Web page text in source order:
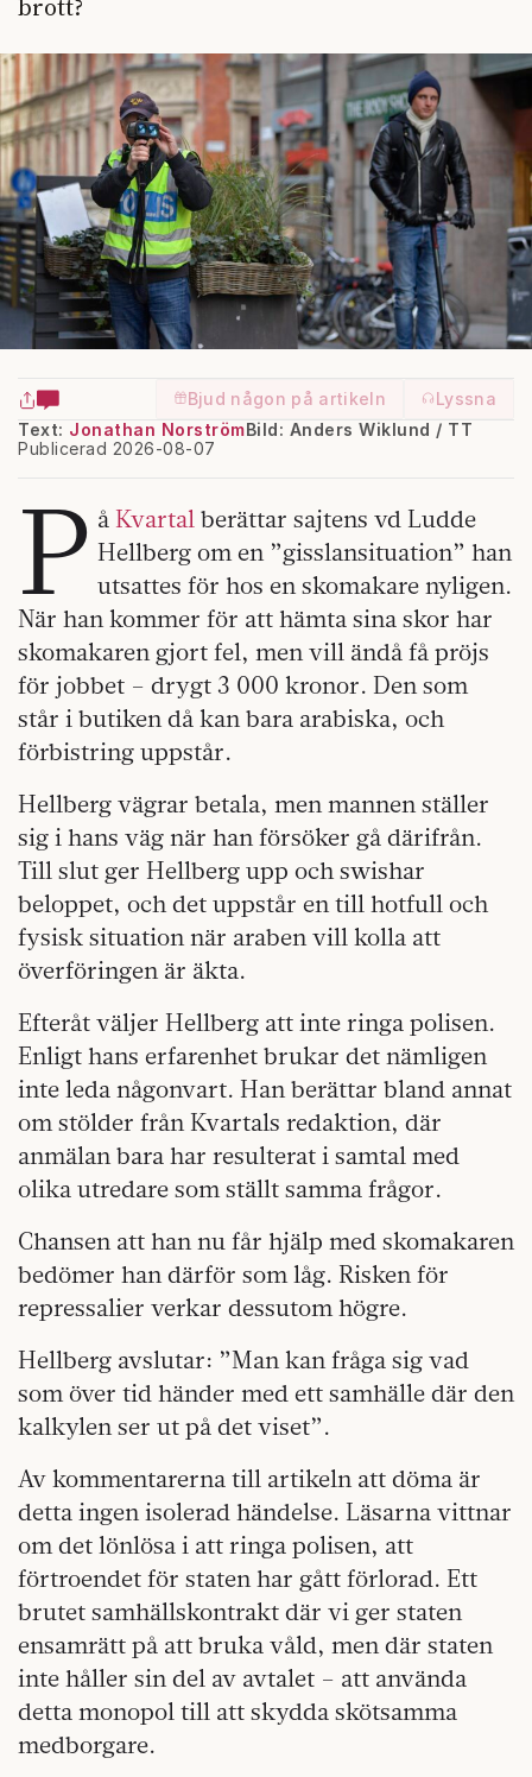
brott?
Bjud någon på artikeln
Lyssna
Text: Jonathan Norström
Publicerad 2026-08-07
Bild: Anders Wiklund / TT
P åKvartal berättar sajtens vd Ludde
Hellberg om en ”gisslansituation” han
utsattes för hos en skomakare nyligen.
När han kommer för att hämta sina skor har
skomakaren gjort fel, men vill ändå få pröjs
för jobbet – drygt 3 000 kronor. Den som
står i butiken då kan bara arabiska, och
förbistring uppstår.
Hellberg vägrar betala, men mannen ställer
sig i hans väg när han försöker gå därifrån.
Till slut ger Hellberg upp och swishar
beloppet, och det uppstår en till hotfull och
fysisk situation när araben vill kolla att
överföringen är äkta.
Efteråt väljer Hellberg att inte ringa polisen.
Enligt hans erfarenhet brukar det nämligen
inte leda någonvart. Han berättar bland annat
om stölder från Kvartals redaktion, där
anmälan bara har resulterat i samtal med
olika utredare som ställt samma frågor.
Chansen att han nu får hjälp med skomakaren
bedömer han därför som låg. Risken för
repressalier verkar dessutom högre.
Hellberg avslutar: ”Man kan fråga sig vad
som över tid händer med ett samhälle där den
kalkylen ser ut på det viset”.
Av kommentarerna till artikeln att döma är
detta ingen isolerad händelse. Läsarna vittnar
om det lönlösa i att ringa polisen, att
förtroendet för staten har gått förlorad. Ett
brutet samhällskontrakt där vi ger staten
ensamrätt på att bruka våld, men där staten
inte håller sin del av avtalet – att använda
detta monopol till att skydda skötsamma
medborgare.